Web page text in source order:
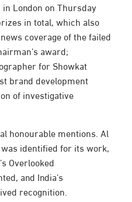
London on Thursday
in total, which also
coverage of the failed
award;
for Showkat
brand development
of investigative
honourable mentions. Al
identified for its work,
Overlooked
and India’s
recognition.